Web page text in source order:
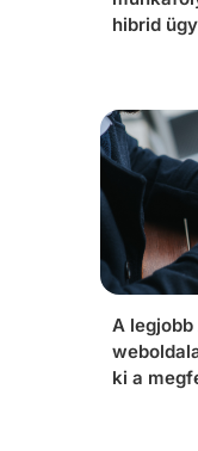
hibrid
A
ki a